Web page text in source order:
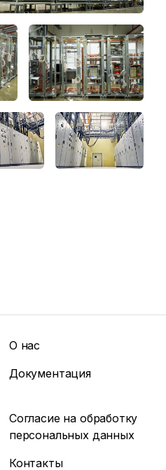
О нас
Документация
Согласие на обработку
персональных данных
Контакты